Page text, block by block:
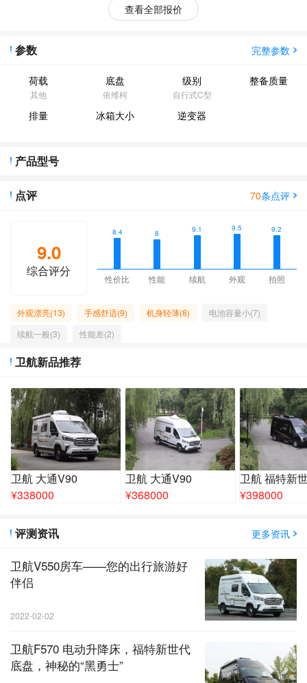
查看全部报价
完整参数
参数
荷载
其他
底盘
依维柯
级别
自行式C型
整备质量
排量 冰箱大小 逆变器
产品型号
70条点评
点评
9.0
综合评分
8.4
性价比
8
性能
9.1
续航
9.5
外观
9.2
拍照
外观漂亮(13) 手感舒适(9) 机身轻薄(8)
电池容量小(7)
续航一般(3)
性能差(2)
卫航新品推荐
卫航 大通V90
¥338000
卫航 大通V90
¥368000
卫航 福特新
¥398000
更多资讯
评测资讯
卫航V550房车——您的出行旅游好
伴侣
2022-02-02
卫航F570 电动升降床，福特新世代
底盘，神秘的“黑勇士”